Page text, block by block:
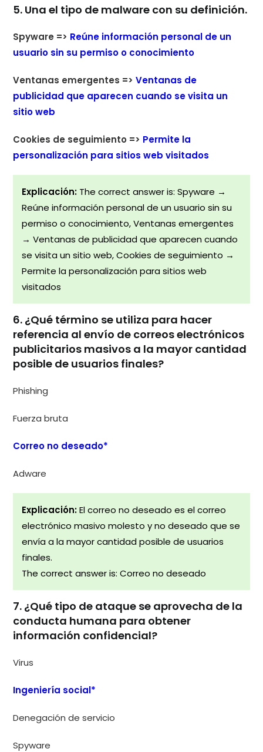
5. Una el tipo de malware con su definición.
Spyware => Reúne información personal de un
usuario sin su permiso o conocimiento
Ventanas emergentes =>Ventanas de
publicidad que aparecen cuando se visita un
sitio web
Cookies de seguimiento => Permite la
personalización para sitios web visitados
Explicación: The correct answer is: Spyware →
Reúne información personal de un usuario sin su
permiso o conocimiento, Ventanas emergentes
→ Ventanas de publicidad que aparecen cuando
se visita un sitio web, Cookies de seguimiento →
Permite la personalización para sitios web
visitados
6. ¿Qué término se utiliza para hacer
referencia al envío de correos electrónicos
publicitarios masivos a la mayor cantidad
posible de usuarios finales?
Phishing
Fuerza bruta
Correo no deseado*
Adware
Explicación:El correo no deseado es el correo
electrónico masivo molesto y no deseado que se
envía a la mayor cantidad posible de usuarios
finales.
The correct answer is: Correo no deseado
7. ¿Qué tipo de ataque se aprovecha de la
conducta humana para obtener
información confidencial?
Virus
Ingeniería social*
Denegación de servicio
Spyware